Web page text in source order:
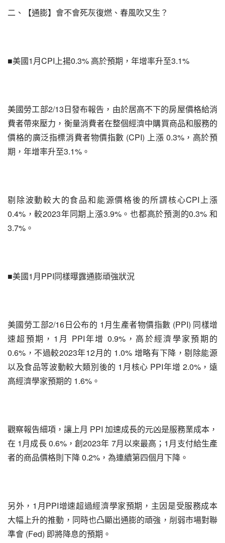
二、【通膨】會不會死灰復燃、春風吹又生？
■美國1月CPI上揚0.3% 高於預期，年增率升至3.1%
美國勞工部2/13日發布報告，由於居高不下的房屋價格給消
費者帶來壓力，衡量消費者在整個經濟中購買商品和服務的
價格的廣泛指標消費者物價指數 (CPI) 上漲 0.3%，高於預
期，年增率升至3.1%。
剔除波動較大的食品和能源價格後的所謂核心CPI上漲
0.4%，較2023年同期上漲3.9%。也都高於預測的0.3% 和
3.7%。
■美國1月PPI同樣曝露通膨頑強狀況
美國勞工部2/16日公布的 1月生產者物價指數 (PPI) 同樣增
速超預期，1月 PPI年增 0.9%，高於經濟學家預期的
0.6%，不過較2023年12月的 1.0% 增略有下降，剔除能源
以及食品等波動較大類別後的 1月核心 PPI年增 2.0%，遠
高經濟學家預期的 1.6%。
觀察報告細項，讓上月 PPI 加速成長的元凶是服務業成本，
在 1月成長 0.6%，創2023年 7月以來最高；1月支付給生產
者的商品價格則下降 0.2%，為連續第四個月下降。
另外，1月PPI增速超過經濟學家預期，主因是受服務成本
大幅上升的推動，同時也凸顯出通膨的頑強，削弱市場對聯
準會 (Fed) 即將降息的預期。